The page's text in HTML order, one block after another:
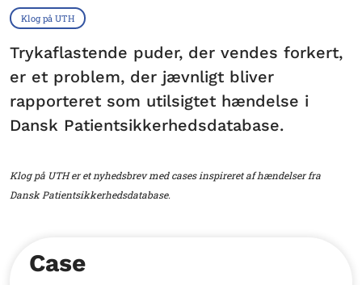
Klog på UTH
Trykaflastende puder, der vendes forkert,
er et problem, der jævnligt bliver
rapporteret som utilsigtet hændelse i
Dansk Patientsikkerhedsdatabase.
Klog på UTH er et nyhedsbrev med cases inspireret af hændelser fra
Dansk Patientsikkerhedsdatabase.
Case